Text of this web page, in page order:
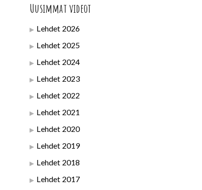
Uusimmat videot
Lehdet 2026
Lehdet 2025
Lehdet 2024
Lehdet 2023
Lehdet 2022
Lehdet 2021
Lehdet 2020
Lehdet 2019
Lehdet 2018
Lehdet 2017